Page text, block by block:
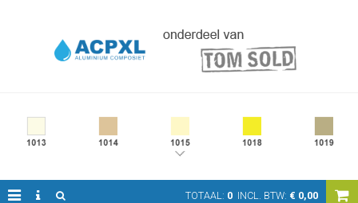
TOTAAL: 0 INCL. BTW: € 0,00